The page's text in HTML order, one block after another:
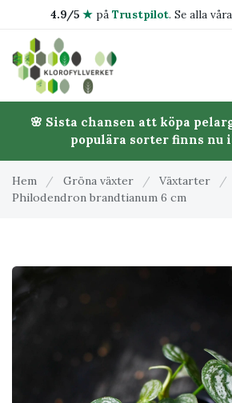
4.9/5 ★på Trustpilot. Se alla våra
🌸 Sista chansen att köpa
populära sorter finns nu
Hem / Gröna växter / Växtarter /
Philodendron brandtianum 6 cm